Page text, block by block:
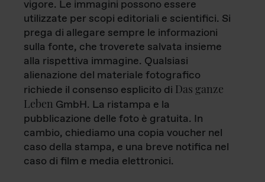
vigore. Le immagini possono essere
utilizzate per scopi editoriali e scientifici. Si
prega di allegare sempre le informazioni
sulla fonte, che troverete salvata insieme
alla rispettiva immagine. Qualsiasi
alienazione del materiale fotografico
richiede il consenso esplicito di Das ganze
Leben GmbH. La ristampa e la
pubblicazione delle foto è gratuita. In
cambio, chiediamo una copia voucher nel
caso della stampa, e una breve notifica nel
caso di film e media elettronici.